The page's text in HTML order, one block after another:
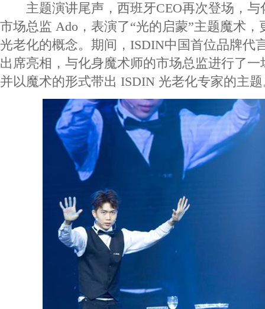
主题演讲尾声，西班牙CEO再次登场，与
市场总监 Ado，表演了“光的启蒙”主题魔术
光老化的概念。期间，ISDIN中国首位品牌代
出席亮相，与化身魔术师的市场总监进行了
并以魔术的形式带出 ISDIN 光老化专家的主